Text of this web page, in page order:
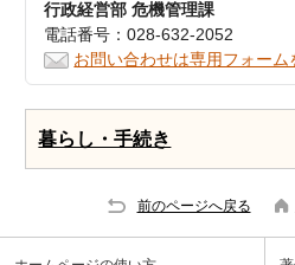
行政経営部 危機管理課
電話番号：028-632-2052
お問い合わせは専用フォーム
暮らし・手続き
前のページへ戻る